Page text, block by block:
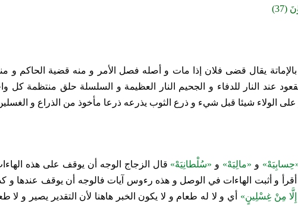
(37)
بالإماتة يقال قضى فلان إذا مات و أصله فصل الأمر و منه قضية الحاكم و
عند النار للدفاء و الجحيم النار العظيمة و السلسلة حلق
على الولاء شيئا قبل شي‏ء و ذرع الثوب يذرعه ذرعا مأخوذ من الذراع و
و «مالِيَهْ» و «سُلْطانِيَهْ» قال الزجاج الوجه أن يوقف على هذه
و أثبت الهاءات في الوصل و هذه رءوس آيات فالوجه أن يوقف عندها و
مِنْ غِسْلِينٍ» أي و لا له طعام و لا يكون الخبر هاهنا لأن التقدير يصير و